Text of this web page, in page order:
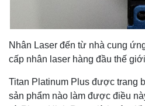
Nhân Laser đến từ nhà cung
cấp nhân laser hàng đầu thế
Titan Platinum Plus được trang
sản phẩm nào làm được điều